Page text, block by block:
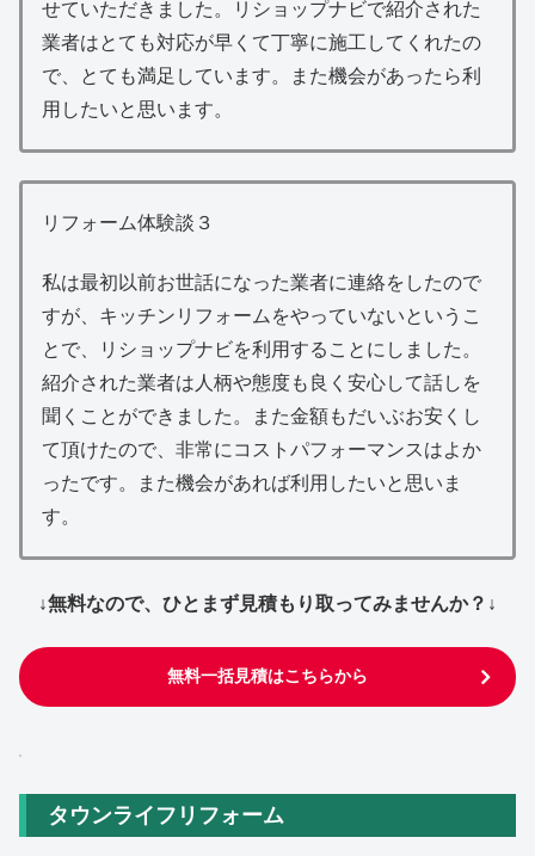
せていただきました。リショップナビで紹介された
業者はとても対応が早くて丁寧に施工してくれたの
で、とても満足しています。また機会があったら利
用したいと思います。
リフォーム体験談３
私は最初以前お世話になった業者に連絡をしたので
すが、キッチンリフォームをやっていないというこ
とで、リショップナビを利用することにしました。
紹介された業者は人柄や態度も良く安心して話しを
聞くことができました。また金額もだいぶお安くし
て頂けたので、非常にコストパフォーマンスはよか
ったです。また機会があれば利用したいと思いま
す。
↓無料なので、ひとまず見積もり取ってみませんか？↓
無料一括見積はこちらから
タウンライフリフォーム